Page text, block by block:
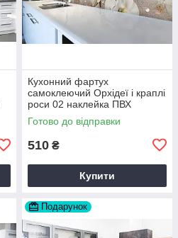
Кухонний фартух
самоклеючий Орхідеї і краплі
роси 02 наклейка ПВХ
бежевий 60х200 см Happy
Pocket Z180306
Готово до відправки
510 ₴
Купити
Подарунок